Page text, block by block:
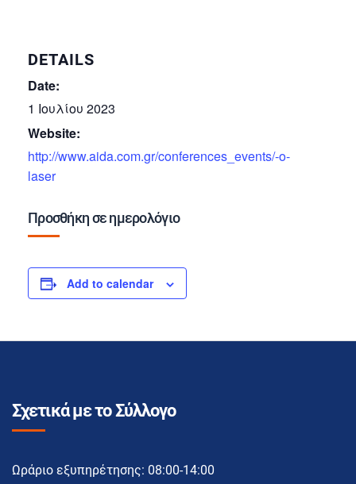
DETAILS
Date:
1 Ιουλίου 2023
Website:
http://www.aida.com.gr/conferences_events/-o-
laser
Προσθήκη σε ημερολόγιο
Add to calendar
Σχετικά με το Σύλλογο
Ωράριο εξυπηρέτησης: 08:00-14:00